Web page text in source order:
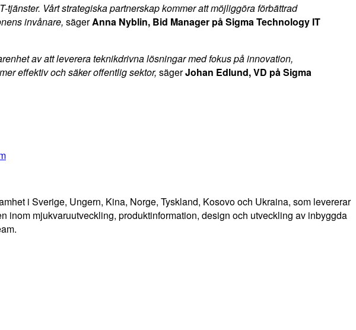
Vårt strategiska partnerskap kommer att möjliggöra förbättrad
invånare, sägerAnna Nyblin, Bid Manager på Sigma Technology IT
av att leverera teknikdrivna lösningar med fokus på innovation,
effektiv och säker offentlig sektor, sägerJohan Edlund, VD på Sigma
i Sverige, Ungern, Kina, Norge, Tyskland, Kosovo och Ukraina, som levererar
mjukvaruutveckling, produktinformation, design och utveckling av inbyggda